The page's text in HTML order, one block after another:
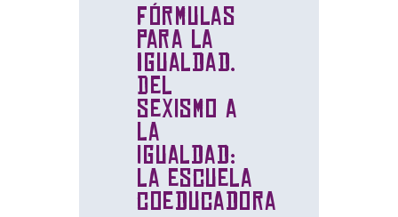
Fórmulas
para la
Igualdad.
Del
sexismo a
la
igualdad:
la escuela
coeducadora